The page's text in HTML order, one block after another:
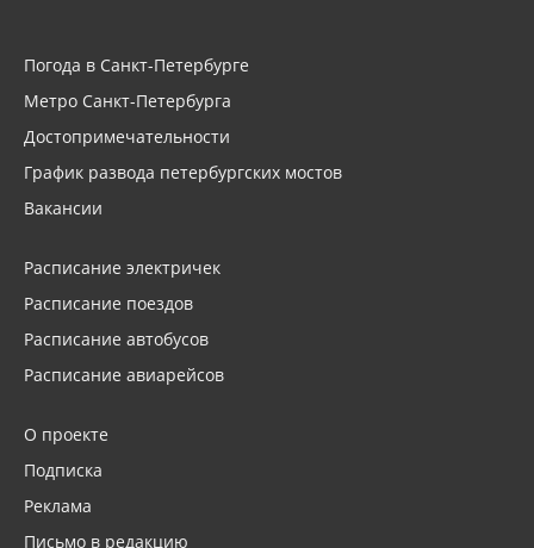
Погода в Санкт-Петербурге
Метро Санкт-Петербурга
Достопримечательности
График развода петербургских мостов
Вакансии
Расписание электричек
Расписание поездов
Расписание автобусов
Расписание авиарейсов
О проекте
Подписка
Реклама
Письмо в редакцию